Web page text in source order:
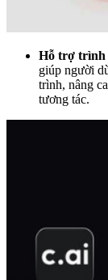
Hỗ trợ trình
giúp người
trình, nâng
tương tác.